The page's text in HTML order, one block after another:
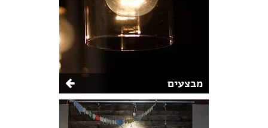
מבצעים